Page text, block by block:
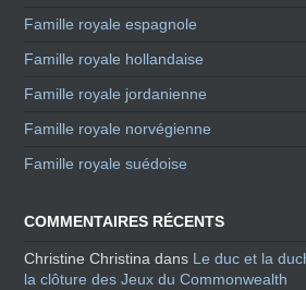
Famille royale espagnole
Famille royale hollandaise
Famille royale jordanienne
Famille royale norvégienne
Famille royale suédoise
COMMENTAIRES RÉCENTS
Christine Christina dans Le duc et la
la clôture des Jeux du Commonwealth